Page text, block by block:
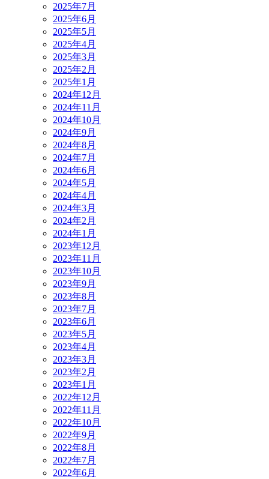
2025年7月
2025年6月
2025年5月
2025年4月
2025年3月
2025年2月
2025年1月
2024年12月
2024年11月
2024年10月
2024年9月
2024年8月
2024年7月
2024年6月
2024年5月
2024年4月
2024年3月
2024年2月
2024年1月
2023年12月
2023年11月
2023年10月
2023年9月
2023年8月
2023年7月
2023年6月
2023年5月
2023年4月
2023年3月
2023年2月
2023年1月
2022年12月
2022年11月
2022年10月
2022年9月
2022年8月
2022年7月
2022年6月